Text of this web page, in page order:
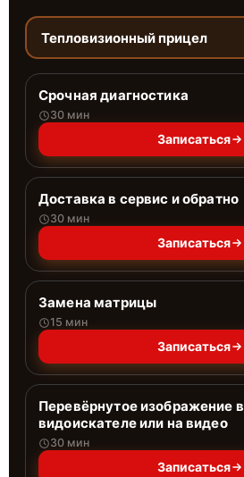
Тепловизионный прицел
Срочная диагностика
30 мин
Записаться
Доставка в сервис и обратно
30 мин
Записаться
Замена матрицы
15 мин
Записаться
Перевёрнутое изображение в
видоискателе или на видео
30 мин
Записаться